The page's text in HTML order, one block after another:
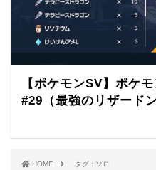
【ポケモンSV】ポケ
#29（最強のリザード
HOME タグ : ソロ